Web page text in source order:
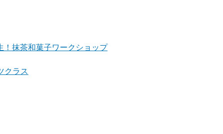
抹茶和菓子ワークショップ
クラス